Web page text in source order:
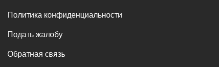
Политика конфиденциальности
Подать жалобу
Обратная связь